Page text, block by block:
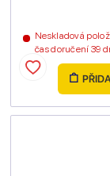
Neskladová
čas doručení 39